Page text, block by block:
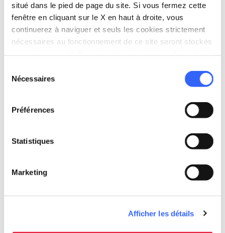
situé dans le pied de page du site. Si vous fermez cette
fenêtre en cliquant sur le X en haut à droite, vous
continuerez à naviguer et seuls les cookies strictement
nécessaires au fonctionnement de ce site seront stockés
Nécessaires
Préférences
Statistiques
Marketing
Afficher les détails
Au-dessus de l'Acquacheta - Credit:Davide Alberani
Longueur aller : environ 13 km
une randonnée plus
et se sentent bien entraînés peuvent
rejoindre
, un petit hameau de
Marradi sur le versant toscan, point de départ
du bel itinéraire que nous proposons, un aller-
retour offrant de nombreuses opportunités
panoramiques. En quittant le village, prendre